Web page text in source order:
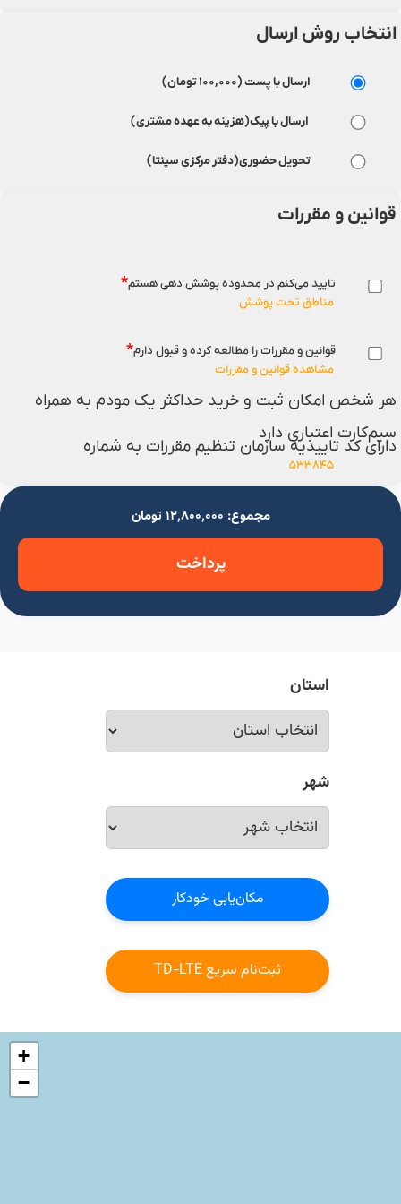
انتخاب روش ارسال
ارسال با پست (۱۰۰,۰۰۰ تومان)
ارسال با پیک(هزینه به عهده مشتری)
تحویل حضوری(دفتر مرکزی سپنتا)
قوانین و مقررات
تایید می‌کنم در محدوده پوشش دهی هستم*
مناطق تحت پوشش
قوانین و مقررات را مطالعه کرده و قبول دارم*
مشاهده قوانین و مقررات
هر شخص امکان ثبت و خرید حداکثر یک مودم به همراه
سیم‌کارت اعتباری دارد
دارای کد تاییدیه سازمان تنظیم مقررات به شماره
۵۳۳۸۴۵
مجموع: ۱۲٬۸۰۰٬۰۰۰ تومان
پرداخت
استان
شهر
مکان‌یابی خودکار
ثبت‌نام سریع TD-LTE
+
−